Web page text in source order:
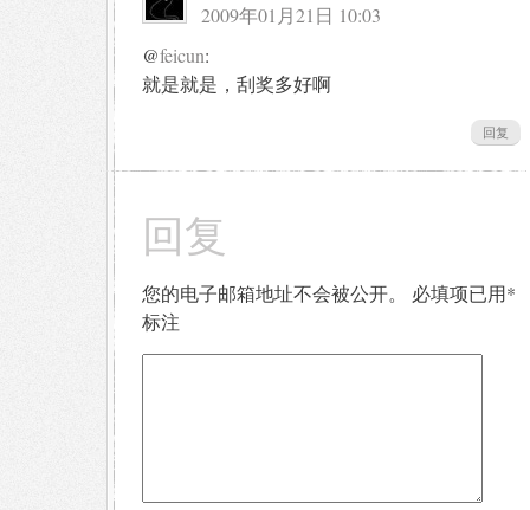
2009年01月21日 10:03
@feicun:
就是就是，刮奖多好啊
回复
回复
您的电子邮箱地址不会被公开。 必填项已用*
标注